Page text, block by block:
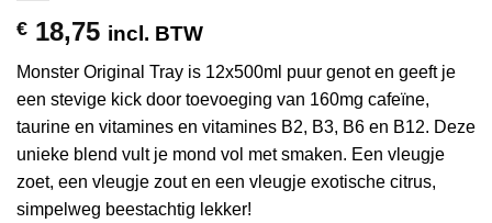
€ 18,75 incl. BTW
Monster Original Tray is 12x500ml puur genot en geeft je
een stevige kick door toevoeging van 160mg cafeïne,
taurine en vitamines en vitamines B2, B3, B6 en B12. Deze
unieke blend vult je mond vol met smaken. Een vleugje
zoet, een vleugje zout en een vleugje exotische citrus,
simpelweg beestachtig lekker!